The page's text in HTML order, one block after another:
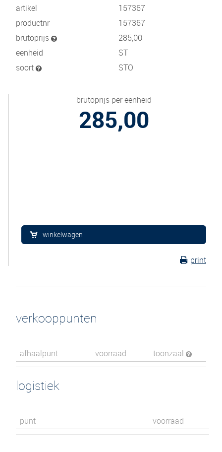
artikel
157367
productnr
157367
brutoprijs
285,00
eenheid
ST
soort
STO
brutoprijs per eenheid
285,00
winkelwagen
print
verkooppunten
afhaalpunt voorraad toonzaal
logistiek
punt voorraad